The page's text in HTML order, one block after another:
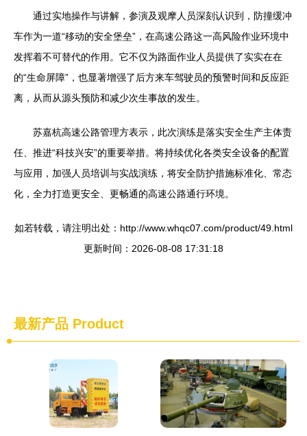
通过实地操作与讲解，参演及观摩人员深刻认识到，防撞缓冲
车作为一道“移动的安全堡垒”，在高速公路这一高风险作业环境中
发挥着不可替代的作用。它不仅为路面作业人员提供了实实在在
的“生命屏障”，也显著增强了后方来车驾驶员的预警时间和反应距
离，从而从源头预防和减少次生事故的发生。
苏嘉杭高速公路管理方表示，此次演练是落实安全生产主体责
任、推进“科技兴安”的重要举措。将持续优化各类安全设备的配置
与应用，加强人员培训与实战演练，将安全防护措施标准化、常态
化，全力打造更安全、更畅通的高速公路通行环境。
如若转载，请注明出处：http://www.whqc07.com/product/49.html
更新时间：2026-08-08 17:31:18
最新产品 Product